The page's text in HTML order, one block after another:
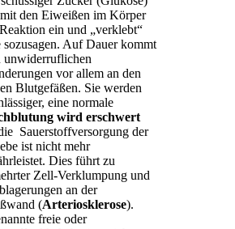
den Eiweißen im Körper
ein und „verklebt“
sozusagen. Auf Dauer kommt
unwiderruflichen
vor allem an den
Blutgefäßen. Sie werden
eine normale
wird erschwert
Sauerstoffversorgung der
ist nicht mehr
Dies führt zu
Zell-Verklumpung und
an der
(Arteriosklerose).
freie oder